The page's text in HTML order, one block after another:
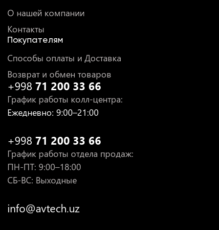
О нашей компании
Контакты
Покупателям
Способы оплаты и Доставка
Возврат и обмен товаров
+998 71 200 33 66
График работы колл-центра:
Ежедневно: 9:00–21:00
+998 71 200 33 66
График работы отдела продаж:
ПН-ПТ: 9:00–18:00
СБ-ВС: Выходные
info@avtech.uz